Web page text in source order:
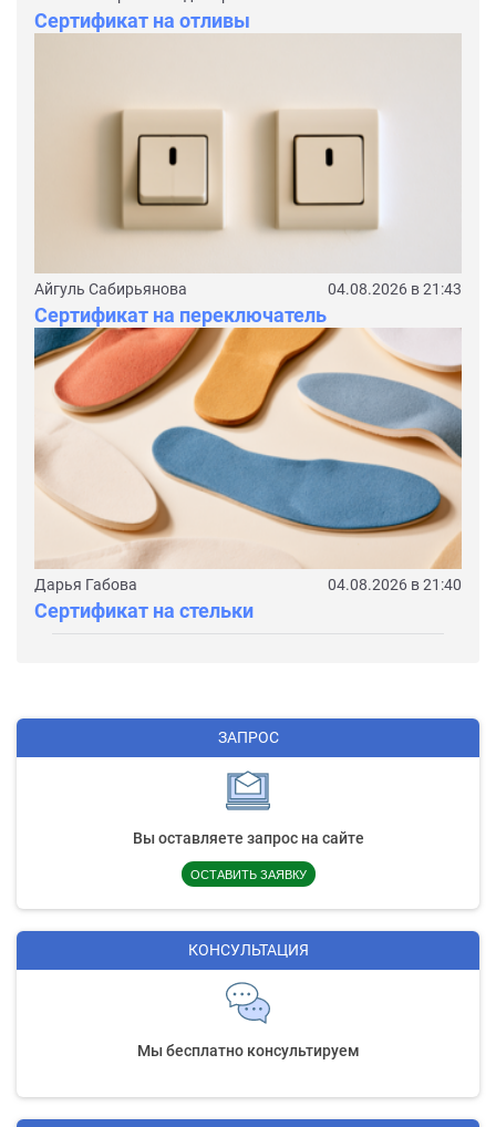
Сертификат на отливы
Айгуль Сабирьянова 04.08.2026 в 21:43
Сертификат на переключатель
Дарья Габова 04.08.2026 в 21:40
Сертификат на стельки
ЗАПРОС
Вы оставляете запрос на сайте
ОСТАВИТЬ ЗАЯВКУ
КОНСУЛЬТАЦИЯ
Мы бесплатно консультируем